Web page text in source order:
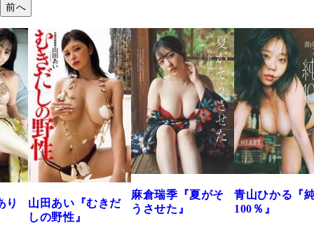
前へ
田あい『むきだ
の野性』
麻倉瑞季『夏がそ
うさせた』
青山ひかる『純度
100％』